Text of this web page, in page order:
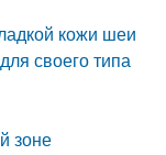
кожи шеи
своего типа
зоне